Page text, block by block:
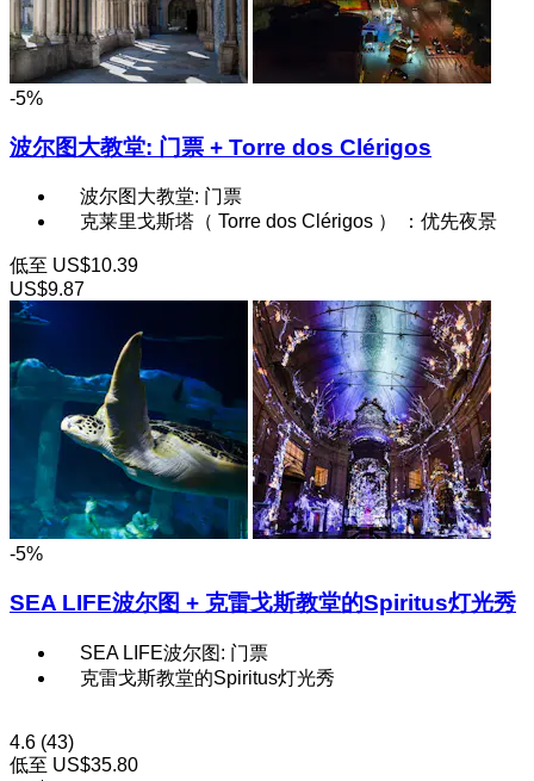
-5%
波尔图大教堂: 门票 + Torre dos Clérigos
波尔图大教堂: 门票
克莱里戈斯塔（ Torre dos Clérigos ） ：优先夜景
低至 US$10.39
US$9.87
-5%
SEA LIFE波尔图 + 克雷戈斯教堂的Spiritus灯光秀
SEA LIFE波尔图: 门票
克雷戈斯教堂的Spiritus灯光秀
4.6 (43)
低至 US$35.80